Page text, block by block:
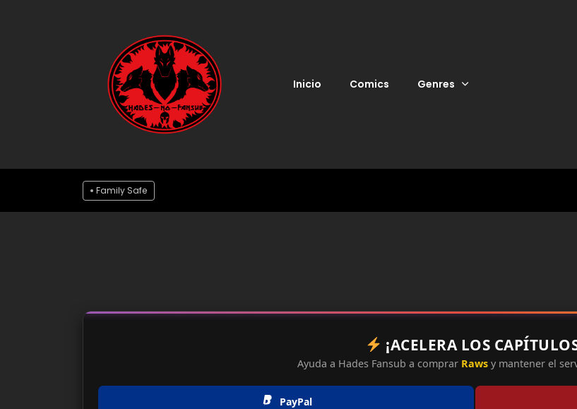
Inicio Comics Genres
Family Safe
¡ACELERA LOS
Ayuda a Hades Fansub a comprar Raws y mantener el
PayPal